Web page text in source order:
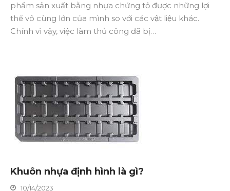
phẩm sản xuất bằng nhựa chứng tỏ được những lợi
thế vô cùng lớn của mình so với các vật liệu khác.
Chính vì vậy, việc làm thủ công đã bị…
Khuôn nhựa định hình là gì?
10/14/2023